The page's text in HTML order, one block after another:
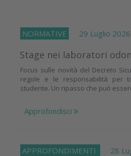
NORMATIVE 29 Luglio 2026
Stage nei laboratori
Focus sulle novità del Decreto
regole e le responsabilità per
studente. Un ripasso che può
Approfondisci
APPROFONDIMENTI 28